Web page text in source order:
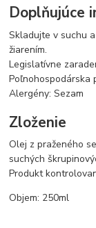
Doplňujúce
Skladujte v suchu
žiarením.
Legislatívne
Poľnohospodárska
Alergény: Sezam
Zloženie
Olej z praženého
suchých
Produkt
Objem: 250ml